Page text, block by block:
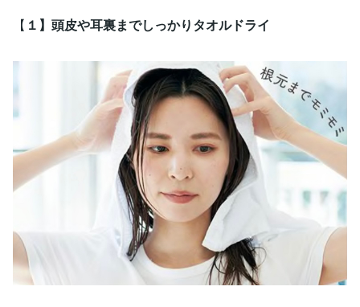
【 １】頭皮や耳裏までしっかりタオルドライ